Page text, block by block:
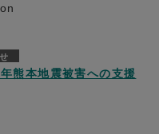
せ
熊本地震被害への支援